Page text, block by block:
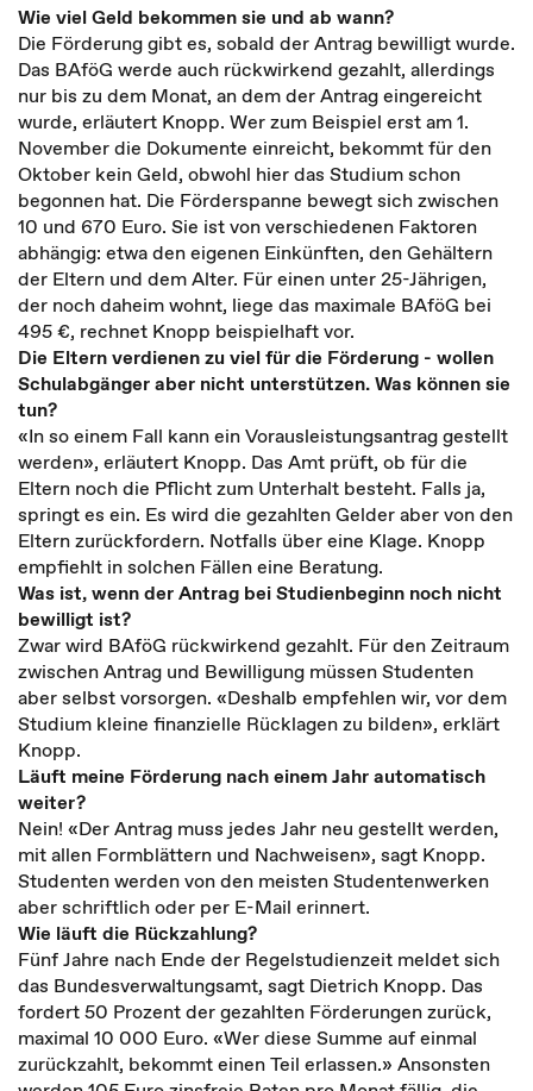
Wie viel Geld bekommen sie und ab wann?
Die Förderung gibt es, sobald der Antrag bewilligt wurde.
Das BAföG werde auch rückwirkend gezahlt, allerdings
nur bis zu dem Monat, an dem der Antrag eingereicht
wurde, erläutert Knopp. Wer zum Beispiel erst am 1.
November die Dokumente einreicht, bekommt für den
Oktober kein Geld, obwohl hier das Studium schon
begonnen hat. Die Förderspanne bewegt sich zwischen
10 und 670 Euro. Sie ist von verschiedenen Faktoren
abhängig: etwa den eigenen Einkünften, den Gehältern
der Eltern und dem Alter. Für einen unter 25-Jährigen,
der noch daheim wohnt, liege das maximale BAföG bei
495 €, rechnet Knopp beispielhaft vor.
Die Eltern verdienen zu viel für die Förderung - wollen
Schulabgänger aber nicht unterstützen. Was können sie
tun?
«In so einem Fall kann ein Vorausleistungsantrag gestellt
werden», erläutert Knopp. Das Amt prüft, ob für die
Eltern noch die Pflicht zum Unterhalt besteht. Falls ja,
springt es ein. Es wird die gezahlten Gelder aber von den
Eltern zurückfordern. Notfalls über eine Klage. Knopp
empfiehlt in solchen Fällen eine Beratung.
Was ist, wenn der Antrag bei Studienbeginn noch nicht
bewilligt ist?
Zwar wird BAföG rückwirkend gezahlt. Für den Zeitraum
zwischen Antrag und Bewilligung müssen Studenten
aber selbst vorsorgen. «Deshalb empfehlen wir, vor dem
Studium kleine finanzielle Rücklagen zu bilden», erklärt
Knopp.
Läuft meine Förderung nach einem Jahr automatisch
weiter?
Nein! «Der Antrag muss jedes Jahr neu gestellt werden,
mit allen Formblättern und Nachweisen», sagt Knopp.
Studenten werden von den meisten Studentenwerken
aber schriftlich oder per E-Mail erinnert.
Wie läuft die Rückzahlung?
Fünf Jahre nach Ende der Regelstudienzeit meldet sich
das Bundesverwaltungsamt, sagt Dietrich Knopp. Das
fordert 50 Prozent der gezahlten Förderungen zurück,
maximal 10 000 Euro. «Wer diese Summe auf einmal
zurückzahlt, bekommt einen Teil erlassen.» Ansonsten